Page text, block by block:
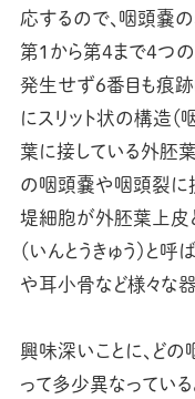
応するので、咽頭嚢
第１から第４まで４つ
発生せず６番目も痕
にスリット状の構造
葉に接している外胚
の咽頭嚢や咽頭裂に
堤細胞が外胚葉上皮
（いんとうきゅう）と
や耳小骨など様々な
興味深いことに、ど
って多少異なっている